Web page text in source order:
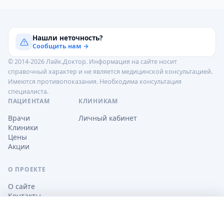
Нашли неточность?
Сообщить нам →
© 2014-2026 Лайк.Доктор. Информация на сайте носит
справочный характер и не является медицинской консультацией.
Имеются противопоказания. Необходима консультация
специалиста.
ПАЦИЕНТАМ
Врачи
Клиники
Цены
Акции
КЛИНИКАМ
Личный кабинет
О ПРОЕКТЕ
О сайте
Контакты